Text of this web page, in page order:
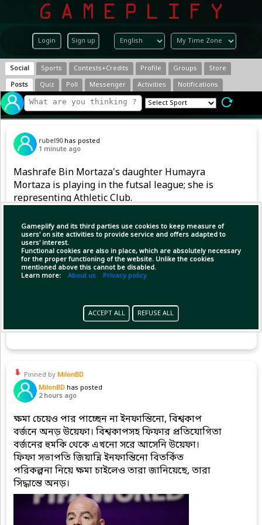
Login Sign up
Gameplify and its third parties use cookies to keep measure of
users' on site activities to provide service and offers adapted to
users' interest.
Functional cookies are also in place, which are absolutely necessary
for the proper functioning of the website. Unlike the cookies
mentioned above this cannot be disabled.
Learn more: About us Privacy policy
ACCEPT ALL REFUSE ALL
Social Sports Contests+Credits Profile Groups
Store
Posts
Quiz Poll Messenger Activities Notifications
rubel90 has posted
1 minute ago
Mashrafe Bin Mortaza's daughter Humayra
Mortaza is playing in the futsal league; she is
representing Athletic Club.
Open
Pinned by MilonBD
MilonBD has posted
2 hours ago
ক্ষমা চেয়েও পার পাচ্ছেন না ইনফান্তিনো, বিশ্বকাপ
বর্জনে অনড় উয়েফা। বিশ্বকাপসহ ফিফার প্রতিযোগিতা
বর্জনের হুমকি থেকে এখনো সরে আসেনি উয়েফা।
ফিফা সভাপতি জিয়ান্নি ইনফান্তিনো বিতর্কিত
পরিকল্পনা নিয়ে ক্ষমা চাইলেও তারা জানিয়েছে, তারা
সিদ্ধান্তে অনড়।